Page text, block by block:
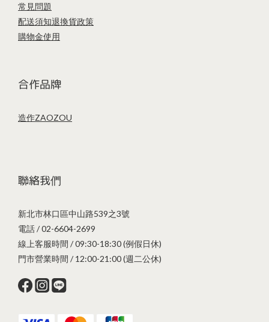
常見問題
配送須知退換貨政策
購物金使用
合作品牌
造作ZAOZOU
聯絡我們
新北市林口區中山路539之3號
電話 / 02-6604-2699
線上客服時間 / 09:30-18:30 (例假日休)
門市營業時間 / 12:00-21:00 (週二公休)